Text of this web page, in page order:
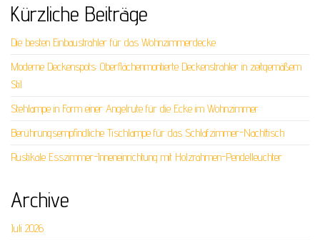
Kürzliche Beiträge
Die besten Einbaustrahler für das Wohnzimmerdecke
Moderne Deckenspots: Oberflächenmontierte Deckenstrahler in zeitgemäßem
Stil
Stehlampe in Form einer Angelrute für die Ecke im Wohnzimmer
Berührungsempfindliche Tischlampe für das Schlafzimmer-Nachttisch
Rustikale Esszimmer-Inneneinrichtung mit Holzrahmen-Pendelleuchter
Archive
Juli 2026